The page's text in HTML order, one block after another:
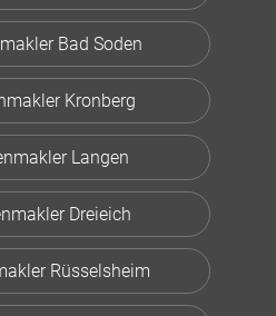
Bad Soden
Kronberg
Langen
Dreieich
Rüsselsheim